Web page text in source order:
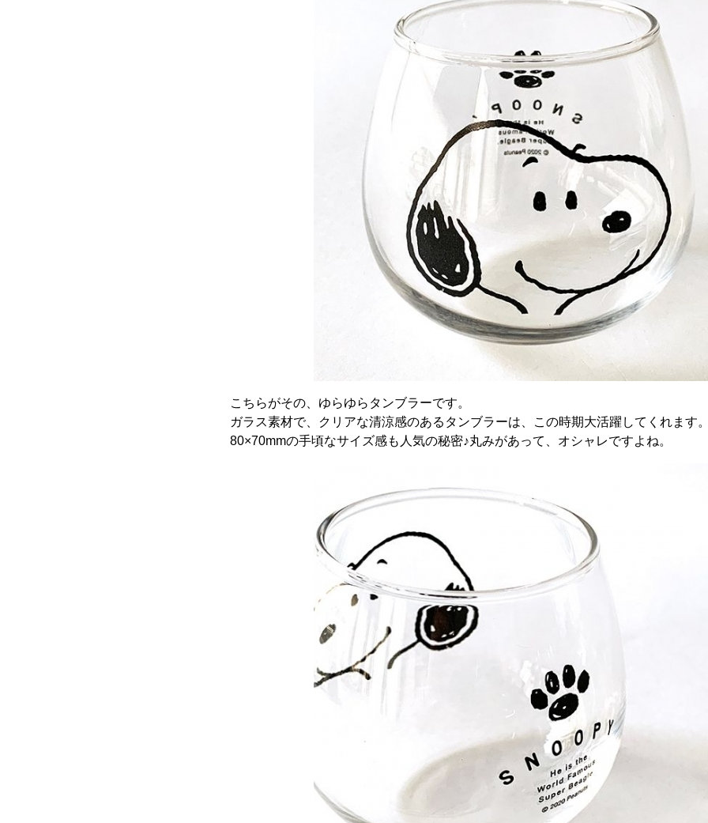
こちらがその、ゆらゆらタンブラーです。
ガラス素材で、クリアな清涼感のあるタンブラーは、この時期大活躍してくれます
80×70mmの手頃なサイズ感も人気の秘密♪丸みがあって、オシャレですよね。